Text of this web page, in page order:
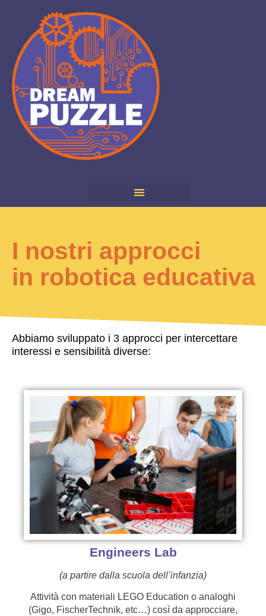
I nostri approcci
in robotica educativa
Abbiamo sviluppato i 3 approcci per intercettare
interessi e sensibilità diverse:
Engineers Lab
(a partire dalla scuola dell’infanzia)
Attività con materiali LEGO Education o analoghi
(Gigo, FischerTechnik, etc…) così da approcciare,